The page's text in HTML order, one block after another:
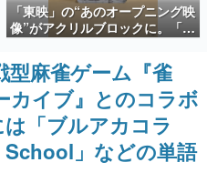
！ ページビュー数万以上！ などな
れた、電ファミ渾身の“殿堂入り”記
の方々に製作時のエピソードをお
画（ゲーム）とは何か？を探ってい
けない。『赫本』は、〈試験問題〉
説集です。
「東映」の“あのオープニング映
像”がアクリルブロックに。「東
映ヒストリカル グッズコレクシ
ョン」が8月下旬より発売
麻雀ゲーム『雀
カイブ』とのコラボ
「ブルアカコラ
」などの単語